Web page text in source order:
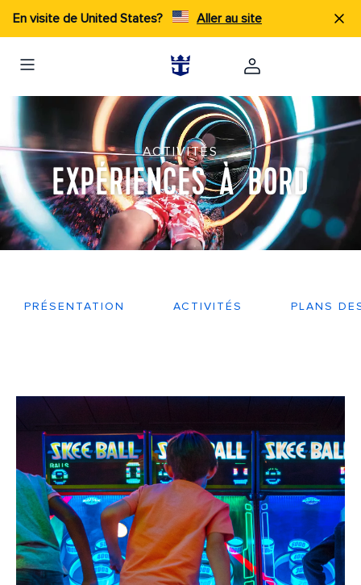
En visite de United States? Aller au site
ACTIVITÉS
EXPÉRIENCES À BORD
PRÉSENTATION ACTIVITÉS PLANS